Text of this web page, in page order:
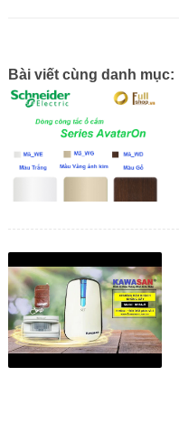
Bài viết cùng danh mục: